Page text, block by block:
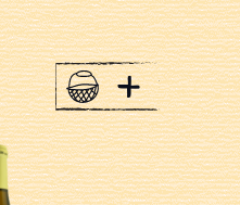
+